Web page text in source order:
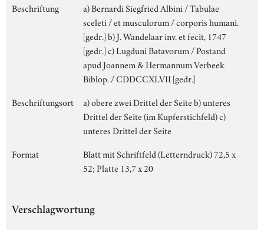
Beschriftung
a) Bernardi Siegfried Albini / Tabulae
sceleti / et musculorum / corporis humani.
[gedr.] b) J. Wandelaar inv. et fecit, 1747
[gedr.] c) Lugduni Batavorum / Postand
apud Joannem & Hermannum Verbeek
Biblop. / CDDCCXLVII [gedr.]
Beschriftungsort
a) obere zwei Drittel der Seite b) unteres
Drittel der Seite (im Kupferstichfeld) c)
unteres Drittel der Seite
Format
Blatt mit Schriftfeld (Letterndruck) 72,5 x
52; Platte 13,7 x 20
Verschlagwortung